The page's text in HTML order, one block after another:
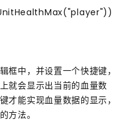
框中，并设置一个快捷键，
就会显示出当前的血量数
才能实现血量数据的显示，
方法。